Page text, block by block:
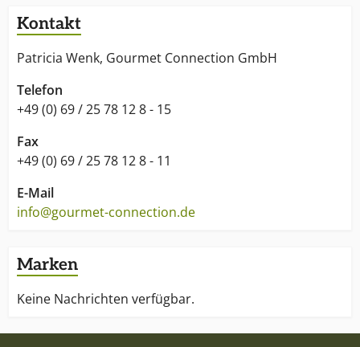
Kontakt
Patricia Wenk, Gourmet Connection GmbH
Telefon
+49 (0) 69 / 25 78 12 8 - 15
Fax
+49 (0) 69 / 25 78 12 8 - 11
E-Mail
info@gourmet-connection.de
Marken
Keine Nachrichten verfügbar.